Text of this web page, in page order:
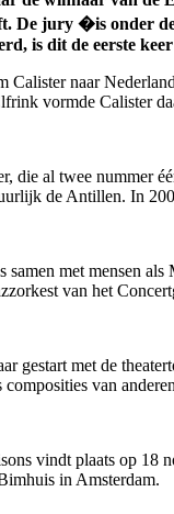
De jury �is onder
is dit de eerste
Calister naar
vormde Calister
die al twee nummer
de Antillen. In
samen met mensen
van het
gestart met de
van
vindt plaats op 18
in Amsterdam.